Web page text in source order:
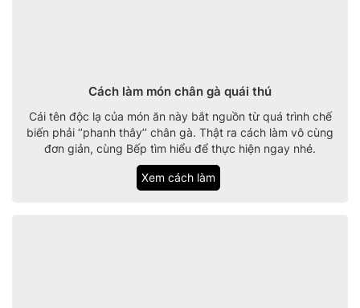
Cách làm món chân gà quái thú
Cái tên độc lạ của món ăn này bắt nguồn từ quá trình chế
biến phải ‘’phanh thây’’ chân gà. Thật ra cách làm vô cùng
đơn giản, cùng Bếp tìm hiểu để thực hiện ngay nhé.
Xem cách làm